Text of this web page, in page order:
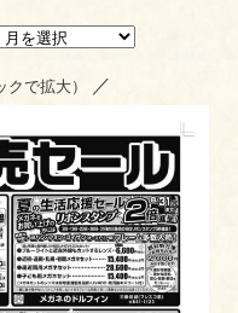
クで拡大） ／